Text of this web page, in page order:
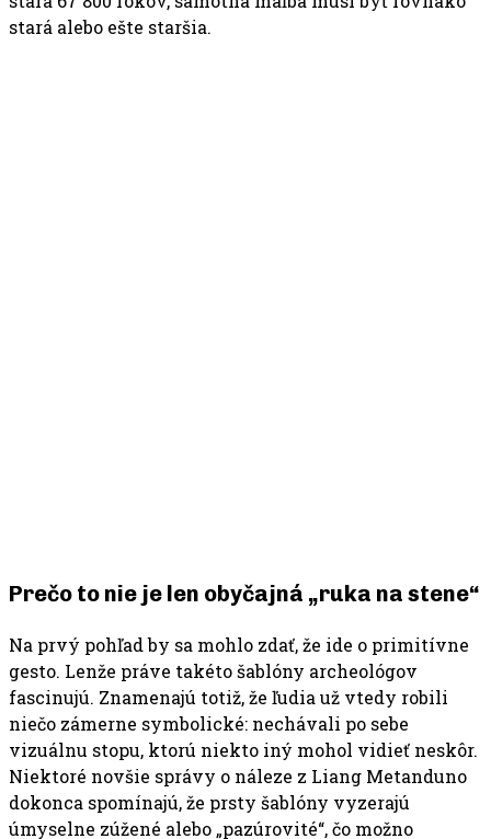
stará alebo ešte staršia.
Prečo to nie je len obyčajná „ruka na stene“
Na prvý pohľad by sa mohlo zdať, že ide o primitívne
gesto. Lenže práve takéto šablóny archeológov
fascinujú. Znamenajú totiž, že ľudia už vtedy robili
niečo zámerne symbolické: nechávali po sebe
vizuálnu stopu, ktorú niekto iný mohol vidieť neskôr.
Niektoré novšie správy o náleze z Liang Metanduno
dokonca spomínajú, že prsty šablóny vyzerajú
úmyselne zúžené alebo „pazúrovité“, čo možno